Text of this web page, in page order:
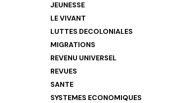
JEUNESSE
LE VIVANT
LUTTES DECOLONIALES
MIGRATIONS
REVENU UNIVERSEL
REVUES
SANTE
SYSTEMES ECONOMIQUES